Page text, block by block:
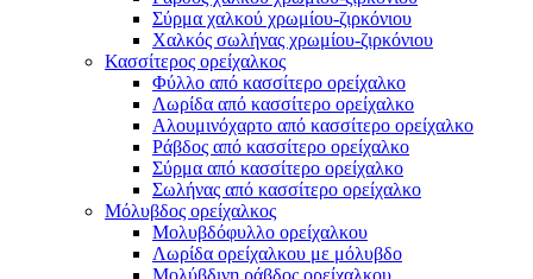
Σύρμα χαλκού χρωμίου-ζιρκόνιου
Χαλκός σωλήνας χρωμίου-ζιρκόνιου
Κασσίτερος ορείχαλκος
Φύλλο από κασσίτερο ορείχαλκο
Λωρίδα από κασσίτερο ορείχαλκο
Αλουμινόχαρτο από κασσίτερο ορείχαλκο
Ράβδος από κασσίτερο ορείχαλκο
Σύρμα από κασσίτερο ορείχαλκο
Σωλήνας από κασσίτερο ορείχαλκο
Μόλυβδος ορείχαλκος
Μολυβδόφυλλο ορείχαλκου
Λωρίδα ορείχαλκου με μόλυβδο
Μολύβδινη ράβδος ορείχαλκου